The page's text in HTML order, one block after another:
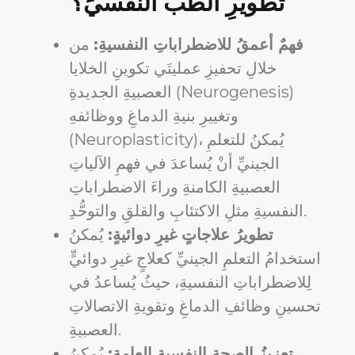
فهمٌ أعمقُ للاضطراباتِ النفسيةِ: من
خلالِ تحفيزِ عمليتَي تكوينِ الخلايا
العصبيةِ الجديدةِ (Neurogenesis)
وتغييرِ بنيةِ الدماغِ ووظائفهِ
(Neuroplasticity)، يُمكنُ للتعلمِ
الجينيِّ أنْ يُساعدَ في فهمِ الآلياتِ
العصبيةِ الكامنةِ وراءَ الاضطراباتِ
النفسيةِ مثلِ الاكتئابِ والقلقِ والتوحُّدِ.
تطويرُ علاجاتٍ غيرِ دوائيةٍ: يُمكنُ
استخدامُ التعلمِ الجينيِّ كعلاجٍ غيرِ دوائيٍّ
لِلاضطراباتِ النفسيةِ، حيثُ يُساعدُ في
تحسينِ وظائفِ الدماغِ وتقويةِ الاتصالاتِ
العصبيةِ.